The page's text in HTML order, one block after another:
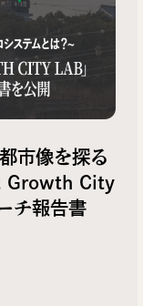
市像を探る
Growth City
チ報告書